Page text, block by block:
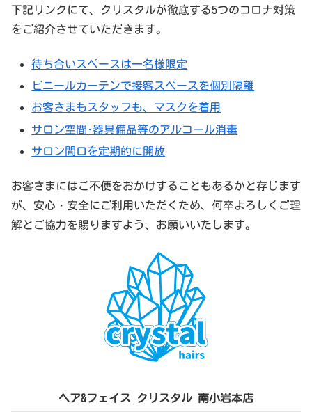
下記リンクにて、クリスタルが徹底する5つのコロナ対策
をご紹介させていただきます。
待ち合いスペースは一名様限定
ビニールカーテンで接客スペースを個別隔離
お客さまもスタッフも、マスクを着用
サロン空間･器具備品等のアルコール消毒
サロン間口を定期的に開放
お客さまにはご不便をおかけすることもあるかと存じます
が、安心・安全にご利用いただくため、何卒よろしくご理
解とご協力を賜りますよう、お願いいたします。
ヘア&フェイス クリスタル 南小岩本店